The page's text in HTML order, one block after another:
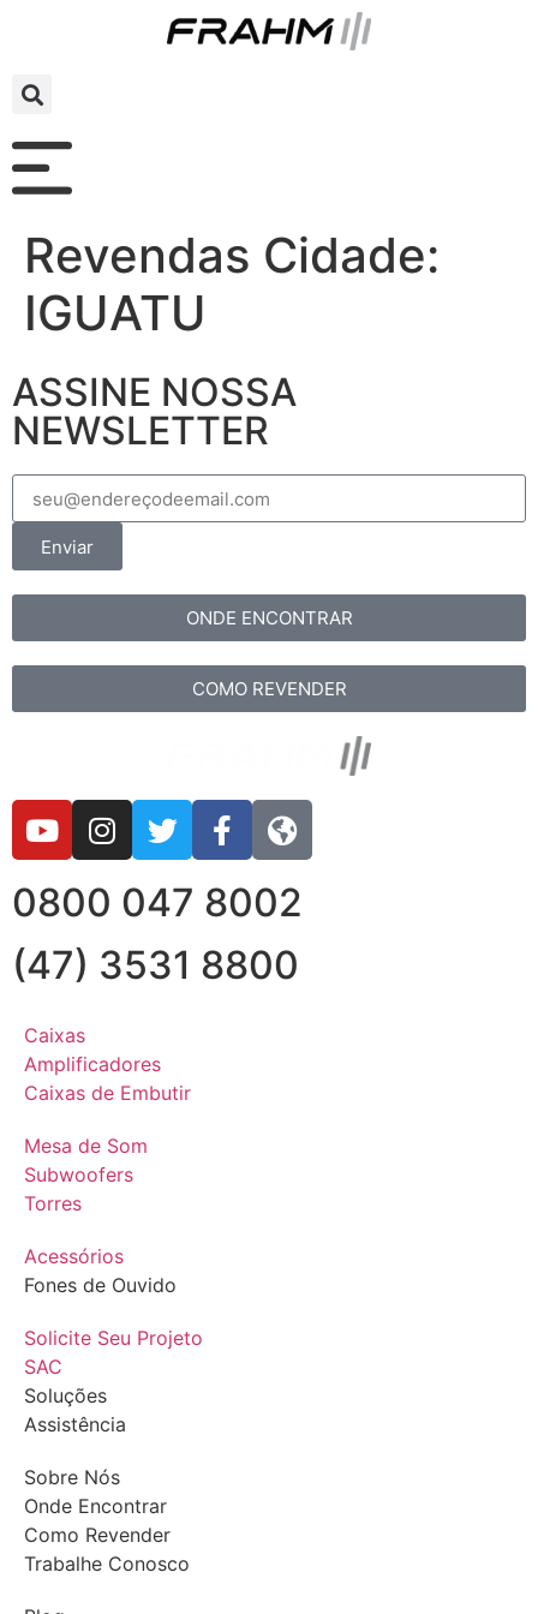
Revendas Cidade:
IGUATU
ASSINE NOSSA
NEWSLETTER
Enviar
ONDE ENCONTRAR
COMO REVENDER
0800 047 8002
(47) 3531 8800
Caixas
Amplificadores
Caixas de Embutir
Mesa de Som
Subwoofers
Torres
Acessórios
Fones de Ouvido
Solicite Seu Projeto
SAC
Soluções
Assistência
Sobre Nós
Onde Encontrar
Como Revender
Trabalhe Conosco